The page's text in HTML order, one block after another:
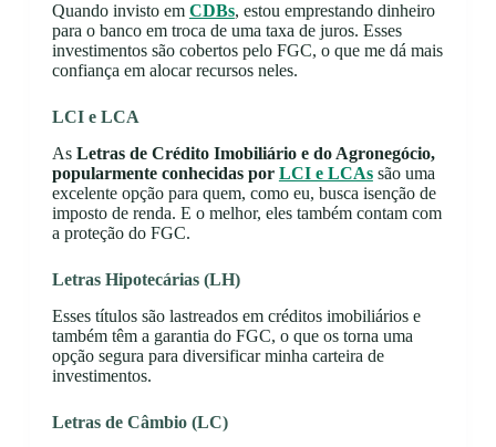
Quando invisto em CDBs, estou emprestando dinheiro
para o banco em troca de uma taxa de juros. Esses
investimentos são cobertos pelo FGC, o que me dá mais
confiança em alocar recursos neles.
LCI e LCA
As Letras de Crédito Imobiliário e do Agronegócio,
popularmente conhecidas por LCI e LCAssão uma
excelente opção para quem, como eu, busca isenção de
imposto de renda. E o melhor, eles também contam com
a proteção do FGC.
Letras Hipotecárias (LH)
Esses títulos são lastreados em créditos imobiliários e
também têm a garantia do FGC, o que os torna uma
opção segura para diversificar minha carteira de
investimentos.
Letras de Câmbio (LC)